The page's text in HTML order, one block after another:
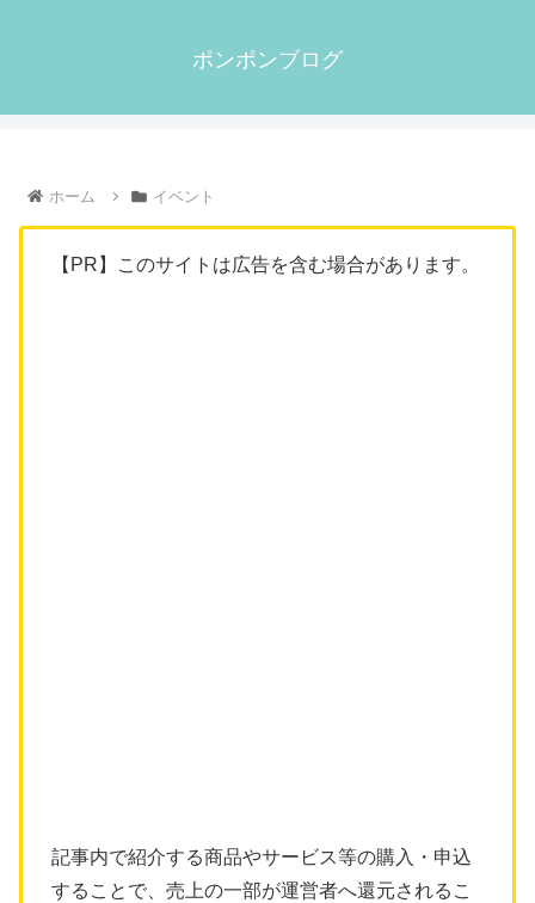
ポンポンブログ
ホーム イベント
【PR】このサイトは広告を含む場合があります。
記事内で紹介する商品やサービス等の購入・申込
することで、売上の一部が運営者へ還元されるこ